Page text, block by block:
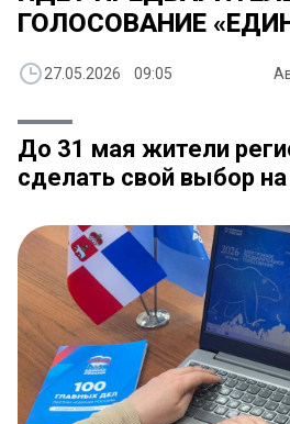
ГОЛОСОВАНИЕ
27.05.2026 09:05
До 31 мая жители
сделать свой выбор на